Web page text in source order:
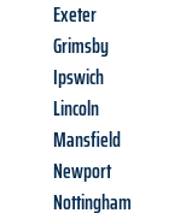
Exeter
Grimsby
Ipswich
Lincoln
Mansfield
Newport
Nottingham